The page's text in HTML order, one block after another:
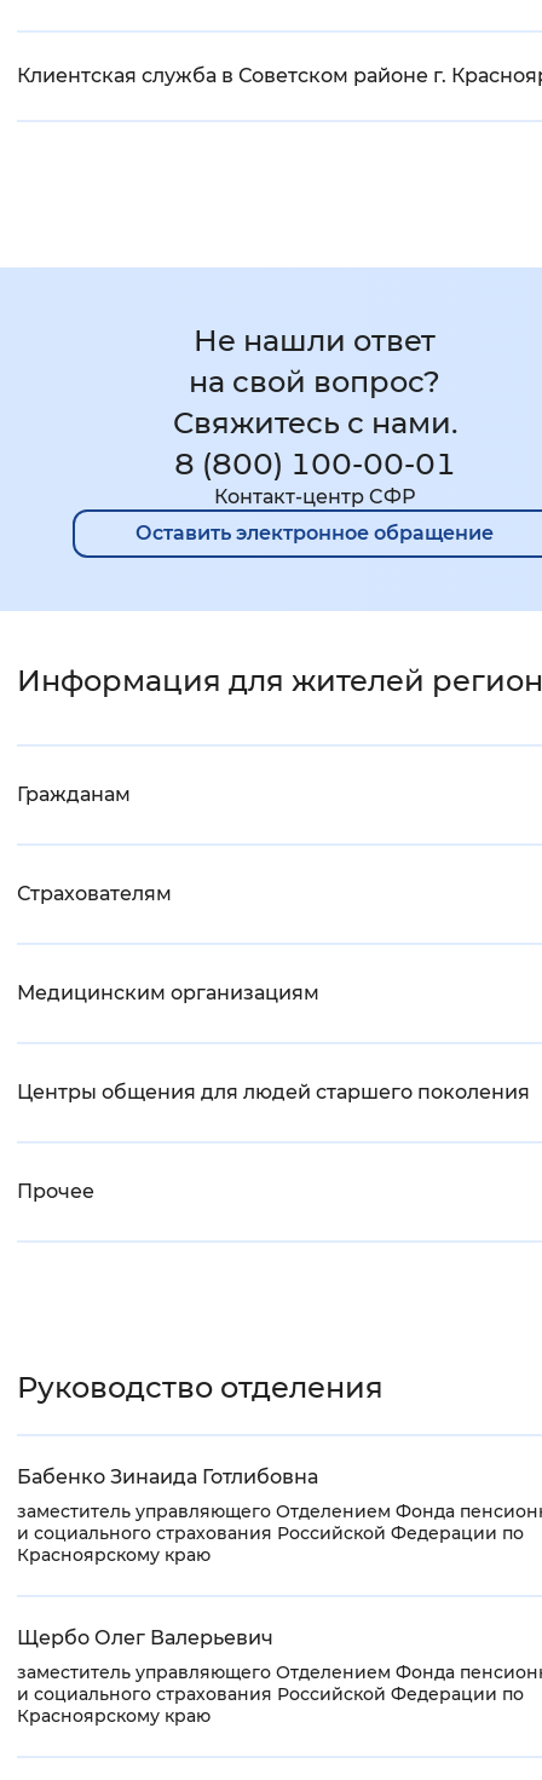
Клиентская служба в Советском районе г.
Не нашли ответ
на свой вопрос?
Свяжитесь с нами.
8 (800) 100-00-01
Контакт-центр CФР
Оставить электронное обращение
Информация для жителей
Гражданам
Страхователям
Медицинским организациям
Центры общения для людей старшего поколения
Прочее
Руководство отделения
Бабенко Зинаида Готлибовна
заместитель управляющего Отделением Фонда
и социального страхования Российской Федерации по
Красноярскому краю
Щербо Олег Валерьевич
заместитель управляющего Отделением Фонда
и социального страхования Российской Федерации по
Красноярскому краю